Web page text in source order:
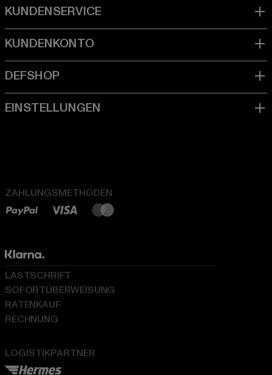
ZAHLUNGSMETHODEN
LOGISTIKPARTNER
LASTSCHRIFT
SOFORTÜBERWEISUNG
RATENKAUF
RECHNUNG